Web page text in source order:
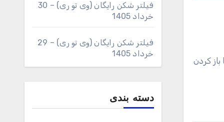
کردن
فیلتر شکن رایگان (وی تو ری) – 30
خرداد 1405
فیلتر شکن رایگان (وی تو ری) – 29
خرداد 1405
دسته بندی